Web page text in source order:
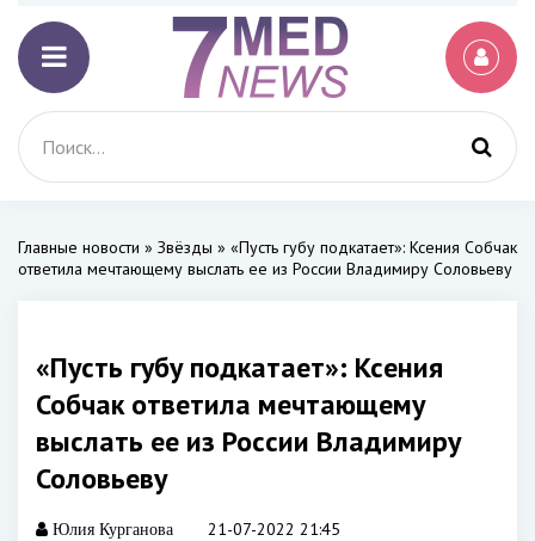
Главные новости » Звёзды » «Пусть губу подкатает»: Ксения Собчак
ответила мечтающему выслать ее из России Владимиру Соловьеву
«Пусть губу подкатает»: Ксения
Собчак ответила мечтающему
выслать ее из России Владимиру
Соловьеву
Юлия Курганова 21-07-2022 21:45